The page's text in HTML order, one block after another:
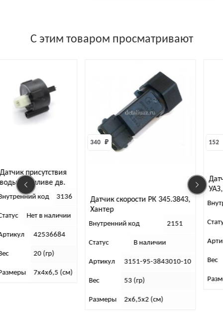
С этим товаром просматривают
Датчик присутствия
воды в топливе дв.
Ивеко
код 3136
Нет в наличии
42536684
20 (гр)
7х4х6,5 (см)
Датчик скорости РК 345.3843,
Хантер
340 ₽
Внутренний код 2151
Статус В наличии
Артикул 3151-95-3843010-10
Вес 53 (гр)
Размеры 2х6,5х2 (см)
152
Вес